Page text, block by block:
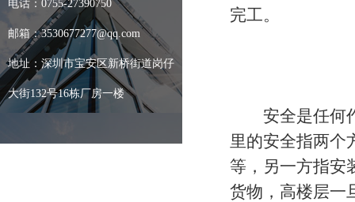
电话：0755-27390750
邮箱：3530677277@qq.com
地址：深圳市宝安区新桥街道岗仔
大街132号16栋厂房一楼
完工。
安全是任何作
里的安全指两个
等，另一方指安
货物，高楼层一